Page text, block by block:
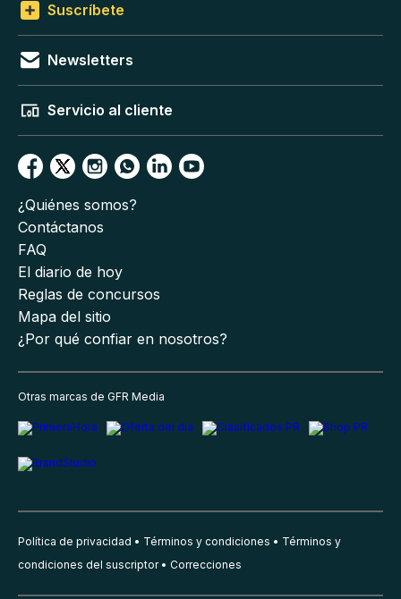
Suscríbete
Newsletters
Servicio al cliente
¿Quiénes somos?
Contáctanos
FAQ
El diario de hoy
Reglas de concursos
Mapa del sitio
¿Por qué confiar en nosotros?
Otras marcas de GFR Media
Política de privacidad Términos y condiciones
Términos y
condiciones del suscriptor
Correcciones